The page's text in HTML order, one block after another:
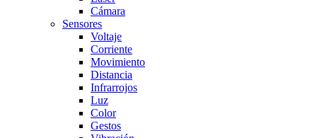
Cámara
Sensores
Voltaje
Corriente
Movimiento
Distancia
Infrarrojos
Luz
Color
Gestos